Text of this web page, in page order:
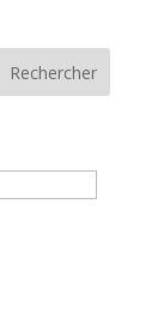
Rechercher